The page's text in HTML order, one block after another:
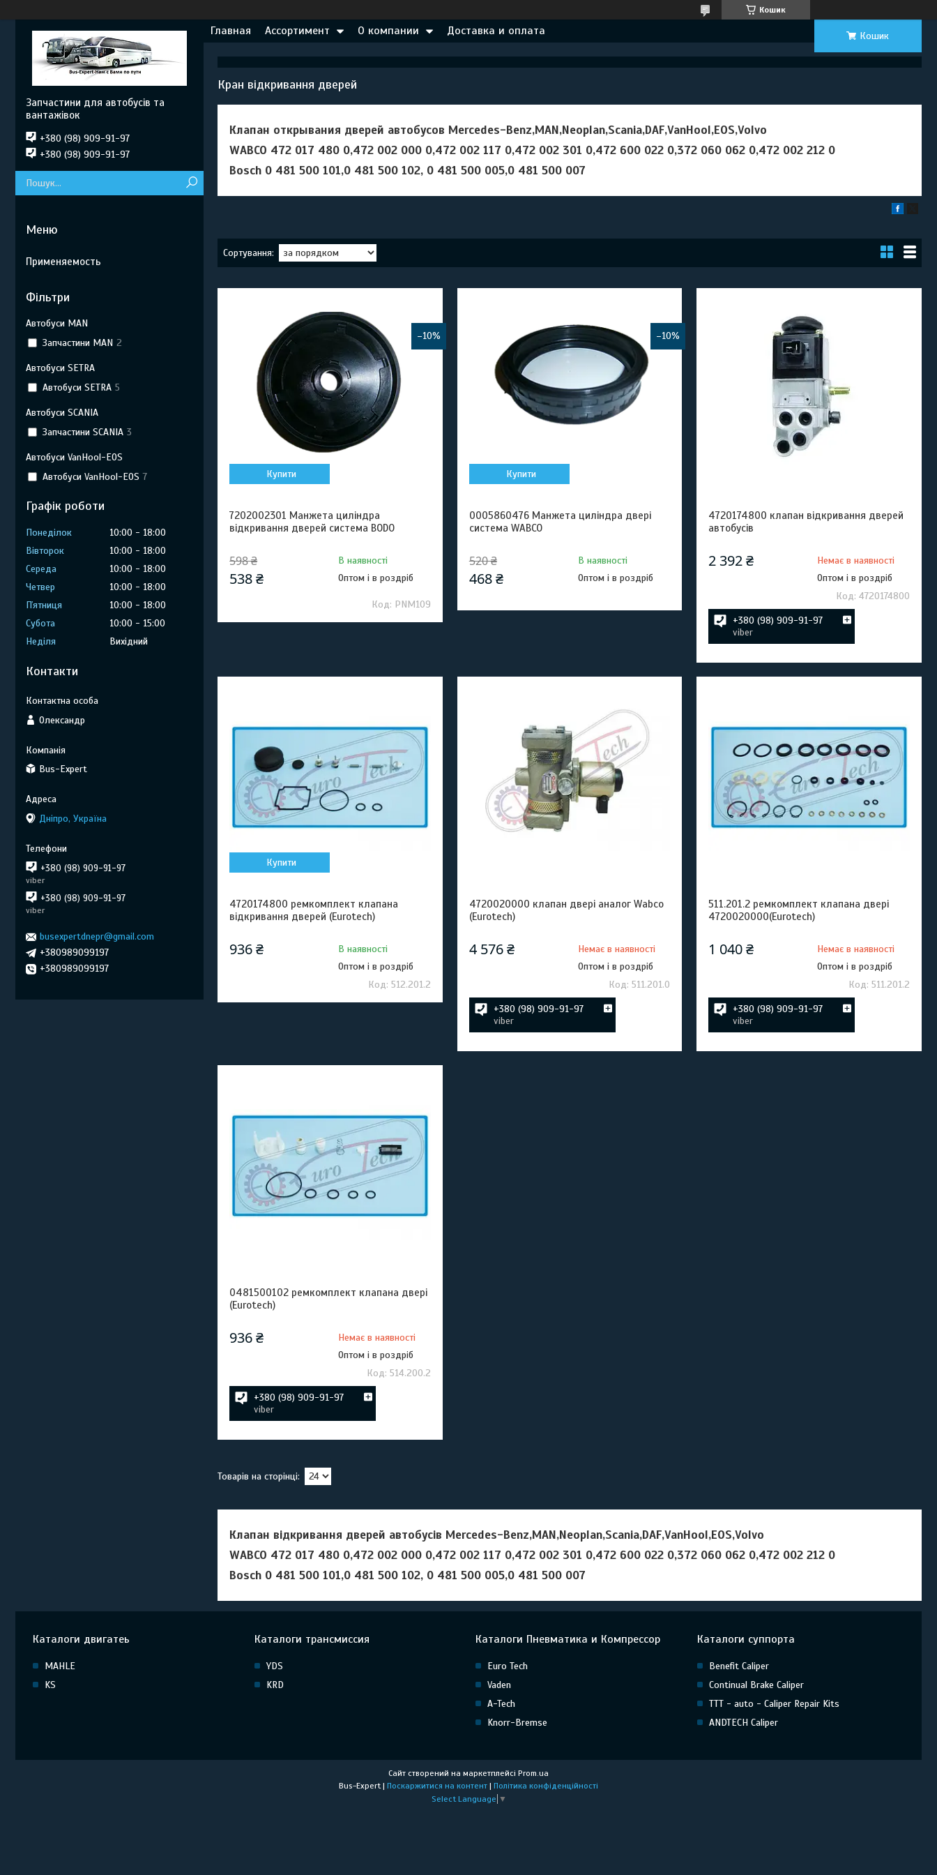
Кошик
Главная Ассортимент О компании Доставка и оплата Кошик
Кран відкривання дверей
Клапан открывания дверей автобусов Mercedes-Benz,MAN,Neoplan,Scania,DAF,VanHool,EOS,Volvo
WABCO 472 017 480 0,472 002 000 0,472 002 117 0,472 002 301 0,472 600 022 0,372 060 062 0,472 002 212 0
Bosch 0 481 500 101,0 481 500 102, 0 481 500 005,0 481 500 007
–10%
Купити
7202002301 Манжета циліндра
відкривання дверей система BODO
598 ₴
538 ₴
В наявності
Оптом і в роздріб
PNM109
–10%
Купити
0005860476 Манжета циліндра двері
система WABCO
520 ₴
468 ₴
В наявності
Оптом і в роздріб
4720174800 клапан відкривання дверей
автобусів
2 392 ₴
Немає в наявності
Оптом і в роздріб
4720174800
+380 (98) 909-91-97
viber
Купити
4720174800 ремкомплект клапана
відкривання дверей (Eurotech)
936 ₴
В наявності
Оптом і в роздріб
512.201.2
4720020000 клапан двері аналог Wabco
(Eurotech)
4 576 ₴
Немає в наявності
Оптом і в роздріб
511.201.0
+380 (98) 909-91-97
viber
511.201.2 ремкомплект клапана двері
4720020000(Eurotech)
1 040 ₴
Немає в наявності
Оптом і в роздріб
511.201.2
+380 (98) 909-91-97
viber
0481500102 ремкомплект клапана двері
(Eurotech)
936 ₴
Немає в наявності
Оптом і в роздріб
514.200.2
+380 (98) 909-91-97
viber
Клапан відкривання дверей автобусів Mercedes-Benz,MAN,Neoplan,Scania,DAF,VanHool,EOS,Volvo
WABCO 472 017 480 0,472 002 000 0,472 002 117 0,472 002 301 0,472 600 022 0,372 060 062 0,472 002 212 0
Bosch 0 481 500 101,0 481 500 102, 0 481 500 005,0 481 500 007
Запчастини для автобусів та
вантажівок
+380 (98) 909-91-97
+380 (98) 909-91-97
Применяемость
Фільтри
Автобуси MAN
Запчастини MAN 2
Автобуси SETRA
Автобуси SETRA 5
Автобуси SCANIA
Запчастини SCANIA 3
Автобуси VanHool-EOS
Автобуси VanHool-EOS 7
Графік роботи
Понеділок 10:00
18:00
Вівторок
10:00
18:00
Середа
10:00
18:00
Четвер
10:00
18:00
Пʼятниця
10:00
18:00
Субота
10:00
15:00
Неділя
Вихідний
Контакти
Олександр
Bus-Expert
Дніпро, Україна
+380 (98) 909-91-97
viber
+380 (98) 909-91-97
viber
busexpertdnepr@gmail.com
+380989099197
+380989099197
Каталоги двигатеь
MAHLE
KS
Каталоги трансмиссия
YDS
KRD
Каталоги Пневматика и Компрессор
Euro Tech
Vaden
A-Tech
Knorr-Bremse
Каталоги суппорта
Benefit Caliper
Continual Brake Caliper
TTT - auto - Caliper Repair Kits
ANDTECH Caliper
Сайт створений на маркетплейсі Prom.ua
Bus-Expert | Поскаржитися на контент | Політика конфіденційності
Select Language ▼